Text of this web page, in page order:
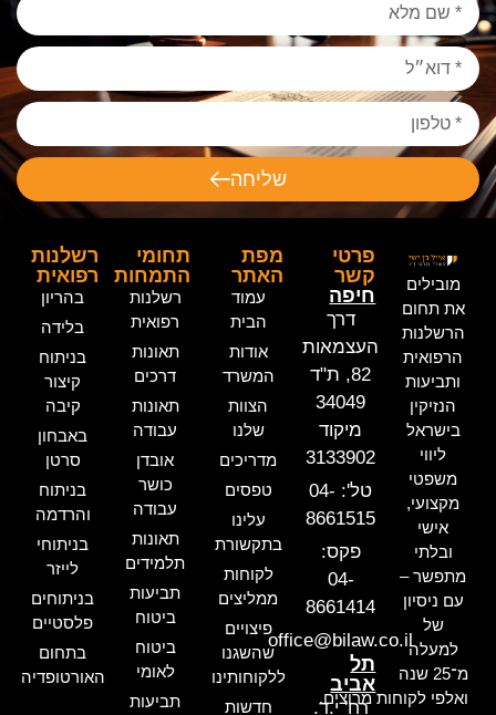
שליחה
מובילים
את תחום
הרשלנות
הרפואית
ותביעות
הנזיקין
בישראל
ליווי
משפטי
מקצועי,
אישי
ובלתי
מתפשר –
עם ניסיון
של
למעלה
מ־25 שנה
ואלפי לקוחות מרוצים.
מפת
האתר
עמוד
הבית
אודות
המשרד
הצוות
שלנו
מדריכים
טפסים
עלינו
בתקשורת
לקוחות
ממליצים
פיצויים
שהשגנו
ללקוחותינו
חדשות
תחומי
התמחות
רשלנות
רפואית
תאונות
דרכים
תאונות
עבודה
אובדן
כושר
עבודה
תאונות
תלמידים
תביעות
ביטוח
ביטוח
לאומי
תביעות
רשלנות
רפואית
בהריון
בלידה
בניתוח
קיצור
קיבה
באבחון
סרטן
בניתוח
והרדמה
בניתוחי
לייזר
בניתוחים
פלסטיים
בתחום
האורטופדיה
פרטי
קשר
חיפה
דרך
העצמאות
82, ת"ד
34049
מיקוד
3133902
טל': 04-
8661515
פקס:
04-
8661414
office@bilaw.co.il
תל
אביב
רח' י.ד.